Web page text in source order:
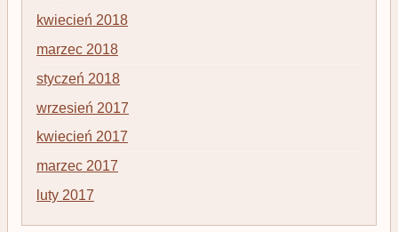
kwiecień 2018
marzec 2018
styczeń 2018
wrzesień 2017
kwiecień 2017
marzec 2017
luty 2017